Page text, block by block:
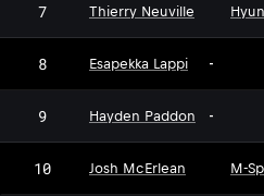
7 Thierry Neuville
8 Esapekka Lappi -
9 Hayden Paddon -
10 Josh McErlean M-